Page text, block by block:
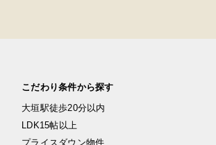
こだわり条件から探す
大垣駅徒歩20分以内
LDK15帖以上
プライスダウン物件